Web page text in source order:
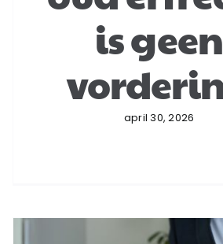
is geen
april 30, 2026